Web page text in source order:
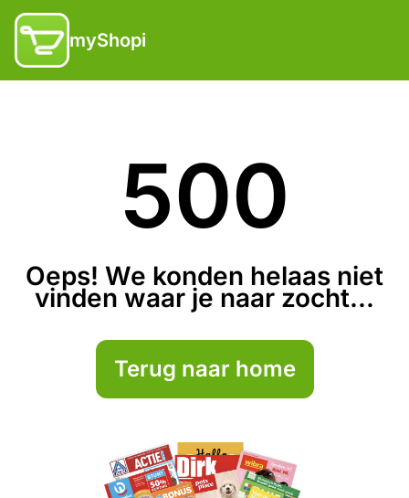
myShopi
500
Oeps! We konden helaas niet
vinden waar je naar zocht...
Terug naar home